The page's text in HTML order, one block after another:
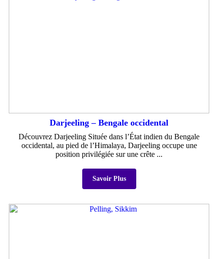
Darjeeling – Bengale occidental
Découvrez Darjeeling Située dans l’État indien du Bengale
occidental, au pied de l’Himalaya, Darjeeling occupe une
position privilégiée sur une crête ...
Savoir Plus